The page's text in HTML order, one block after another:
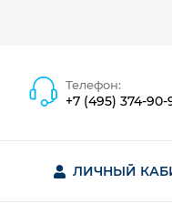
Телефон:
+7 (495) 374-90-
ЛИЧНЫЙ